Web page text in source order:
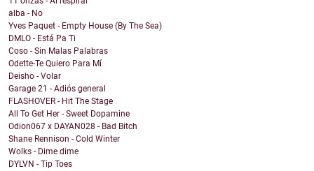
alba - No
Yves Paquet - Empty House (By The Sea)
DMLO - Está Pa Ti
Coso - Sin Malas Palabras
Odette-Te Quiero Para Mí
Deisho - Volar
Garage 21 - Adiós general
FLASHOVER - Hit The Stage
All To Get Her - Sweet Dopamine
Odion067 x DAYAN028 - Bad Bitch
Shane Rennison - Cold Winter
Wolks - Dime dime
DYLVN - Tip Toes